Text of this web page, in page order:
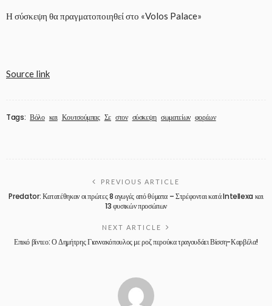
Η σύσκεψη θα πραγματοποιηθεί στο «Volos Palace»
Source link
Tags: Βόλο και Κουτσούμπας Σε στον σύσκεψη σωματείων φορέων
PREVIOUS ARTICLE
Predator: Κατατέθηκαν οι πρώτες 8 αγωγές από θύματα – Στρέφονται κατά Intellexa και
13 φυσικών προσώπων
NEXT ARTICLE
Επικό βίντεο: Ο Δημήτρης Γιαννακόπουλος με ροζ περούκα τραγουδάει Βίσση-Καρβέλα!